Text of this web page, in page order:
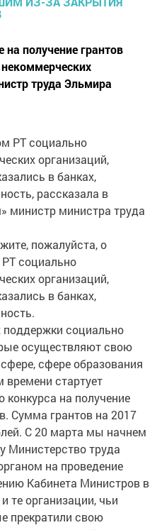
на получение грантов
труда Эльмира
РТ социально
организаций,
в банках,
рассказала в
министр министра труда
пожалуйста, о
социально
организаций,
в банках,
социально
осуществляют свою
сфере образования
времени стартует
конкурса на получение
Сумма грантов на 2017
С 20 марта мы начнем
Министерство труда
на проведение
Кабинета Министров в
те организации, чьи
прекратили свою